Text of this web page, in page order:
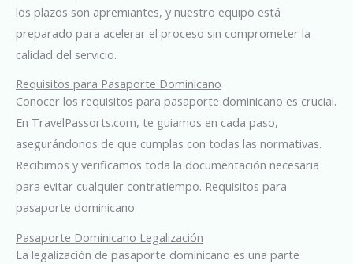
los plazos son apremiantes, y nuestro equipo está
preparado para acelerar el proceso sin comprometer la
calidad del servicio.
Requisitos para Pasaporte Dominicano
Conocer los requisitos para pasaporte dominicano es crucial.
En TravelPassorts.com, te guiamos en cada paso,
asegurándonos de que cumplas con todas las normativas.
Recibimos y verificamos toda la documentación necesaria
para evitar cualquier contratiempo. Requisitos para
pasaporte dominicano
Pasaporte Dominicano Legalización
La legalización de pasaporte dominicano es una parte